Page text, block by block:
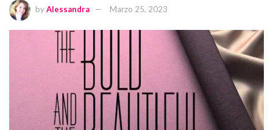
byAlessandra Marzo 25, 2023